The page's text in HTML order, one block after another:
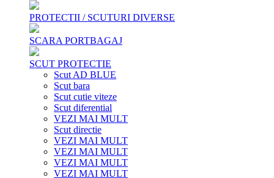
PROTECTII / SCUTURI DIVERSE
SCARA PORTBAGAJ
SCUT PROTECTIE
Scut AD BLUE
Scut bara
Scut cutie viteze
Scut diferential
VEZI MAI MULT
Scut directie
VEZI MAI MULT
VEZI MAI MULT
VEZI MAI MULT
VEZI MAI MULT